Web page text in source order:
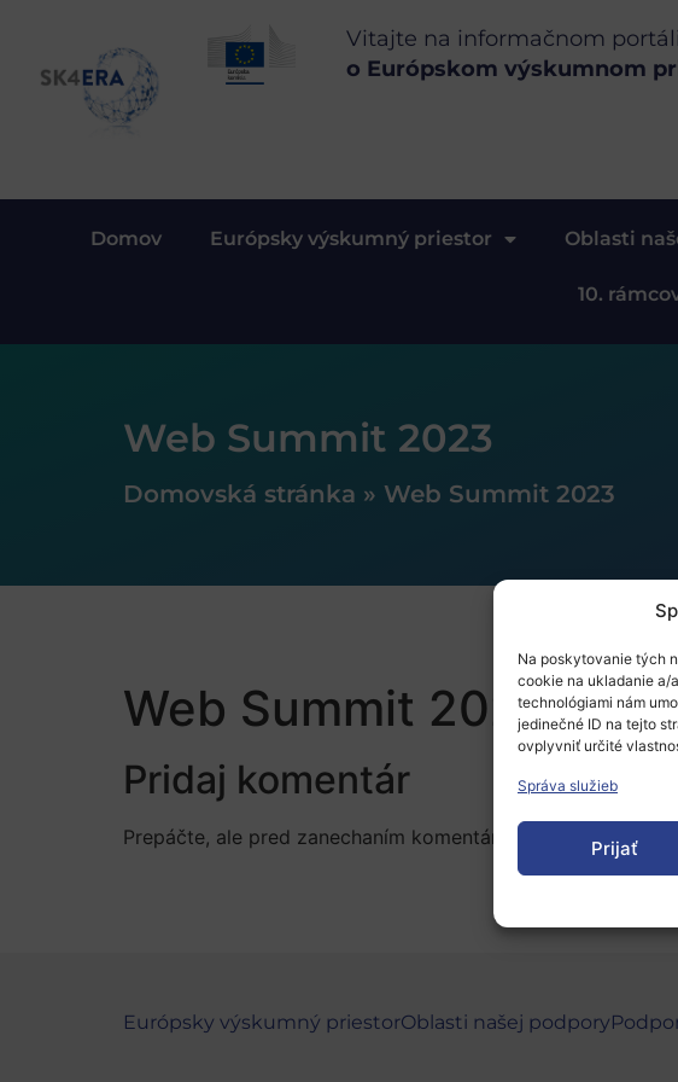
Na poskytovanie tých
cookie na ukladanie a/
technológiami nám
jedinečné ID na tejto
ovplyvniť určité
Správa služieb
Prijať
Vitajte na informačnom portáli
o Európskom výskumnom
Domov Európsky výskumný priestor Oblasti
10.
Web Summit 2023
Domovská stránka » Web Summit 2023
Web Summit 2023
Pridaj komentár
Prepáčte, ale pred zanechaním komentára sa musíte prihlásiť
Európsky výskumný priestorOblasti našej podpory